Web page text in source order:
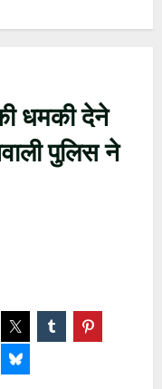
धमकी देने
पुलिस ने